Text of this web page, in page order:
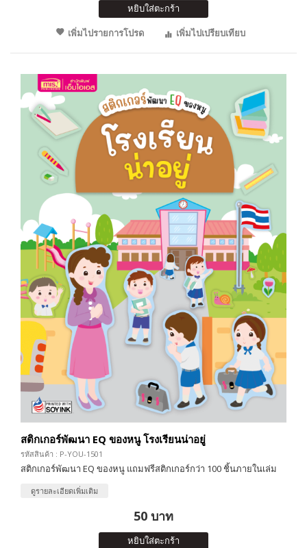
หยิบใส่ตะกร้า
เพิ่มไปรายการโปรด
เพิ่มไปเปรียบเทียบ
สติกเกอร์พัฒนา EQ ของหนู โรงเรียนน่าอยู่
รหัสสินค้า : P-YOU-1501
สติกเกอร์พัฒนา EQ ของหนู แถมฟรีสติกเกอร์กว่า 100 ชิ้นภายในเล่ม
ดูรายละเอียดเพิ่มเติม
50 บาท
หยิบใส่ตะกร้า